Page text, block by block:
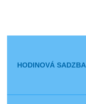
HODINOVÁ SADZBA